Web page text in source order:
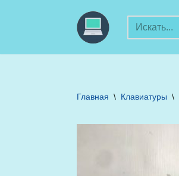
Главная \ Клавиатуры \